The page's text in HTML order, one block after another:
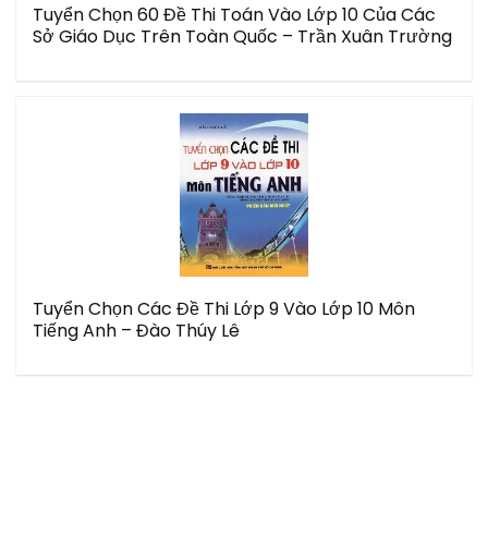
Tuyển Chọn 60 Đề Thi Toán Vào Lớp 10 Của Các
Sở Giáo Dục Trên Toàn Quốc – Trần Xuân Trường
Tuyển Chọn Các Đề Thi Lớp 9 Vào Lớp 10 Môn
Tiếng Anh – Đào Thúy Lê